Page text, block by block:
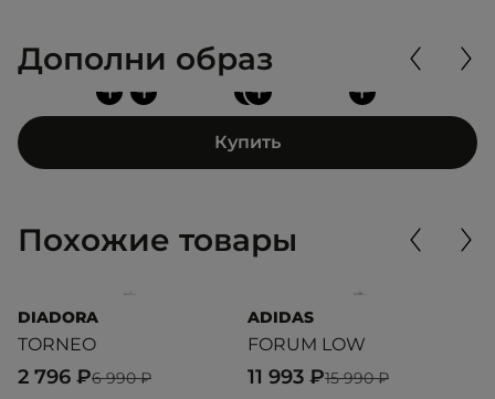
Дополни образ
+
+ + +
+
Купить
Похожие товары
DIADORA
TORNEO
6 990 ₽
2 796 ₽
ADIDAS
FORUM LOW
15 990 ₽
11 993 ₽